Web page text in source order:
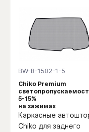
BW-B-1502-1-5
Chiko Premium
5-15%
на зажимах
Каркасные
Chiko для заднего